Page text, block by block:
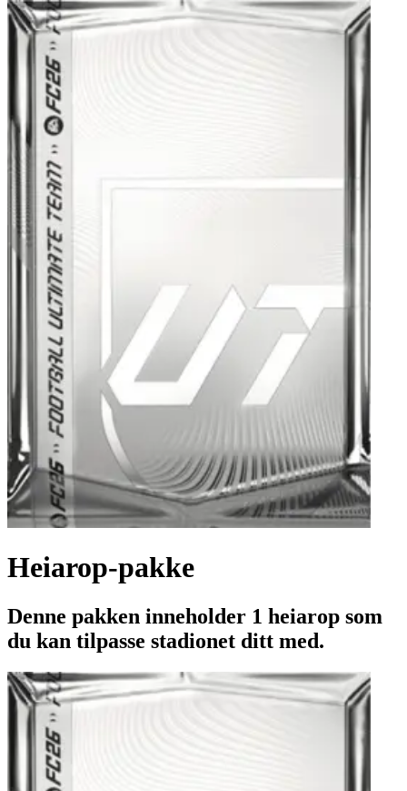
Heiarop-pakke
Denne pakken inneholder 1 heiarop som
du kan tilpasse stadionet ditt med.